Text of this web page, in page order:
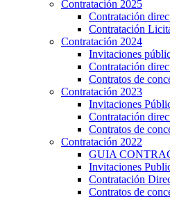
Contratación 2025
Contratación
Contratación
Contratación 2024
Invitaciones
Contratación
Contratos de
Contratación 2023
Invitaciones
Contratación
Contratos de
Contratación 2022
GUIA
Invitaciones
Contratación
Contratos de